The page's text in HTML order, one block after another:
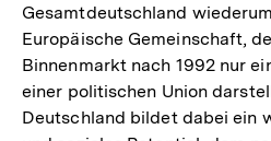
Gesamtdeutschland
Europäische Gemeinschaft,
Binnenmarkt nach 1992 nur
einer politischen Union
Deutschland bildet dabei ein